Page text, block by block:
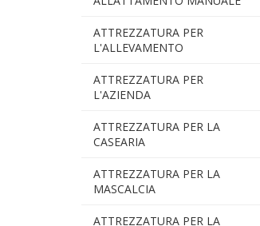
ATTREZZATURA PER
L'ALLEVAMENTO
ATTREZZATURA PER
L'AZIENDA
ATTREZZATURA PER LA
CASEARIA
ATTREZZATURA PER LA
MASCALCIA
ATTREZZATURA PER LA